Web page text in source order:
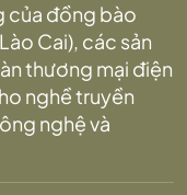
của đồng bào
Cai), các sản
thương mại điện
nghề truyền
nghệ và